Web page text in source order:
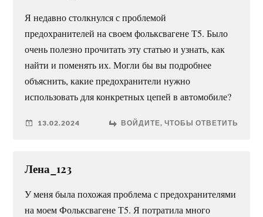
Я недавно столкнулся с проблемой
предохранителей на своем фольксвагене Т5. Было
очень полезно прочитать эту статью и узнать, как
найти и поменять их. Могли бы вы подробнее
объяснить, какие предохранители нужно
использовать для конкретных цепей в автомобиле?
13.02.2024 ВОЙДИТЕ, ЧТОБЫ ОТВЕТИТЬ
Лена_123
У меня была похожая проблема с предохранителями
на моем Фольксвагене Т5. Я потратила много